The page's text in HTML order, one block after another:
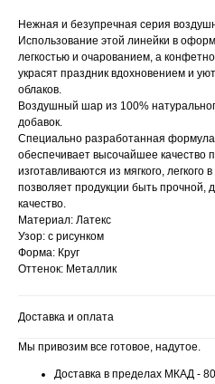
Нежная и безупречная серия
Использование этой линейки в
легкостью и очарованием, а
украсят праздник вдохновением и
облаков.
Воздушный шар из 100%
добавок.
Специально разработанная
обеспечивает высочайшее качество
изготавливаются из мягкого, легкого
позволяет продукции быть прочной,
качество.
Материал: Латекс
Узор: с рисунком
Форма: Круг
Оттенок: Металлик
Доставка и оплата
Мы привозим все готовое, надутое.
Доставка в пределах МКАД -